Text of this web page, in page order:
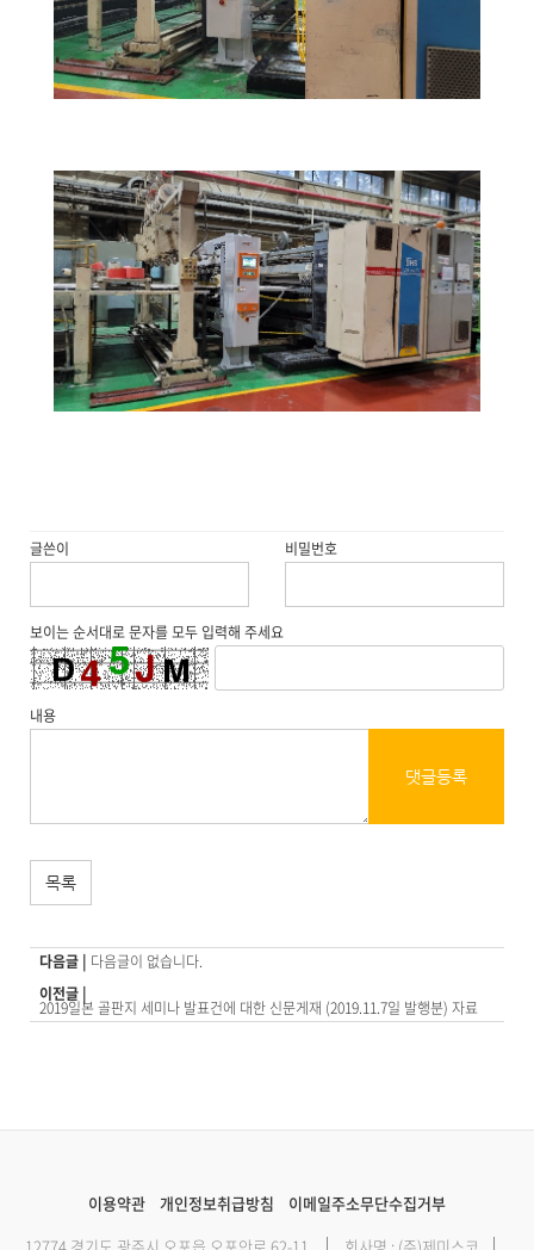
글쓴이 비밀번호
보이는 순서대로 문자를 모두 입력해 주세요
내용
댓글등록
목록
다음글 | 다음글이 없습니다.
이전글 |
2019일본 골판지 세미나 발표건에 대한 신문게재 (2019.11.7일 발행분) 자료
이용약관 개인정보취급방침
이메일주소무단수집거부
12774 경기도 광주시 오포읍 오포안로 62-11
회사명 : (주)제미스코